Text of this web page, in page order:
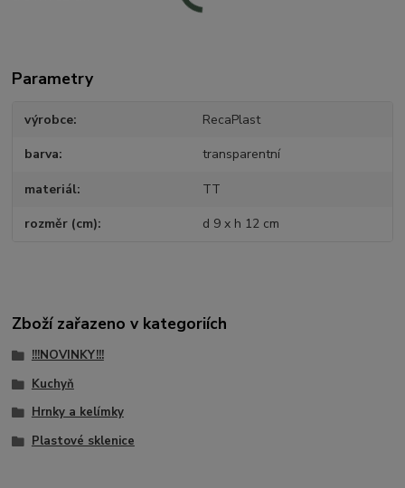
Parametry
výrobce RecaPlast
barva transparentní
materiál TT
rozměr (cm) d 9 x h 12 cm
Zboží zařazeno v kategoriích
!!!NOVINKY!!!
Kuchyň
Hrnky a kelímky
Plastové sklenice